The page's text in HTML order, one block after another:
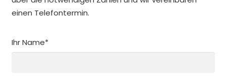
einen Telefontermin.
Ihr Name*